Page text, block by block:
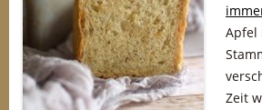
Apfel
Zeit